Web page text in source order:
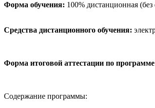
Форма обучения: 100% дистанционная
Средства дистанционного обучения:
Форма итоговой аттестации по
Содержание программы: